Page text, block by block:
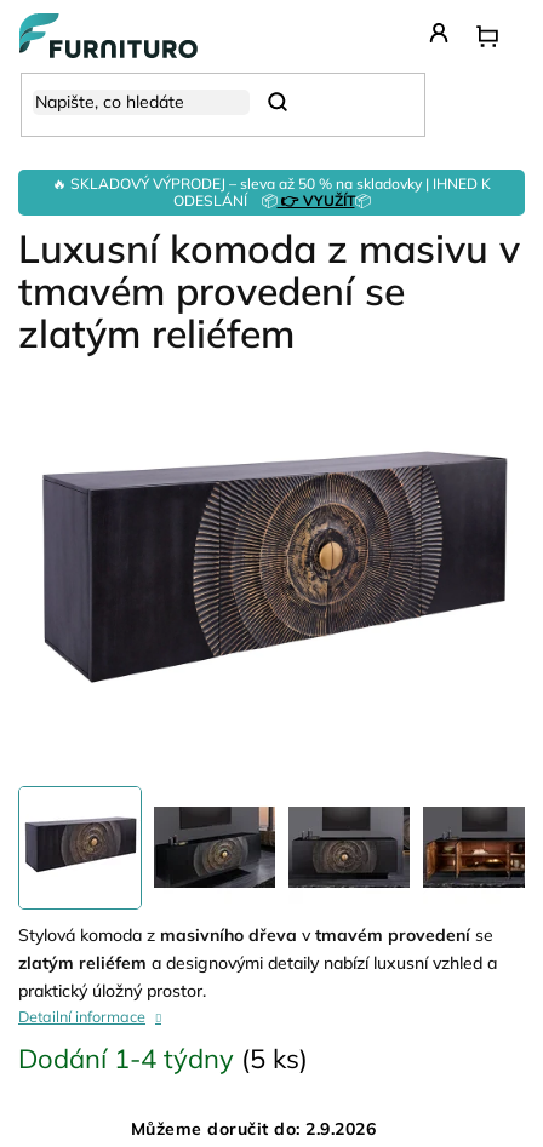
Přejít
obsah
🔥 SKLADOVÝ VÝPRODEJ – sleva až 50 % na skladovky | IHNED K
ODESLÁNÍ 📦👉 VYUŽÍT📦
Hledat
Luxusní komoda z masivu v
tmavém provedení se
zlatým reliéfem
Dodání 1-4 týdny (5 ks)
Můžeme doručit do: 2.9.2026
Stylová komoda z masivního dřeva vtmavém provedeníse
zlatým reliéfem a designovými detaily nabízí luxusní vzhled a
praktický úložný prostor.
Detailní informace